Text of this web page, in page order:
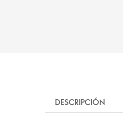
DESCRIPCIÓN